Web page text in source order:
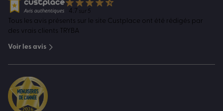
4.7 sur 5
Tous les avis présents sur le site Custplace ont été rédigés par
des vrais clients TRYBA
Voir les avis